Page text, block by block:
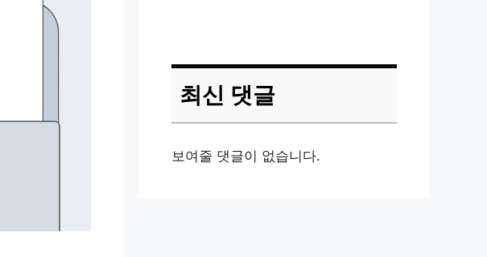
최신 댓글
보여줄 댓글이 없습니다.